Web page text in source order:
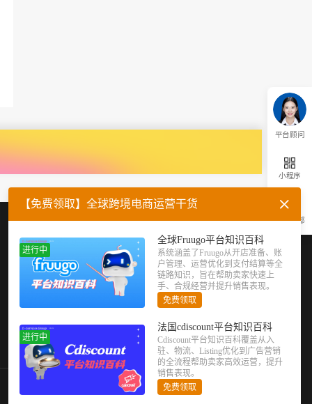
平台顾问
小程序
返回顶部
企业微信 官方公众号
【免费领取】全球跨境电商运营干货
进行中
全球Fruugo平台知识百科
系统涵盖了Fruugo从开店准备、账
户管理、运营优化到支付结算等全
链路知识，旨在帮助卖家快速上
手、合规经营并提升销售表现。
免费领取
进行中
法国cdiscount平台知识百科
Cdiscount平台知识百科覆盖从入
驻、物流、Listing优化到广告营销
的全流程帮助卖家高效运营，提升
销售表现。
免费领取